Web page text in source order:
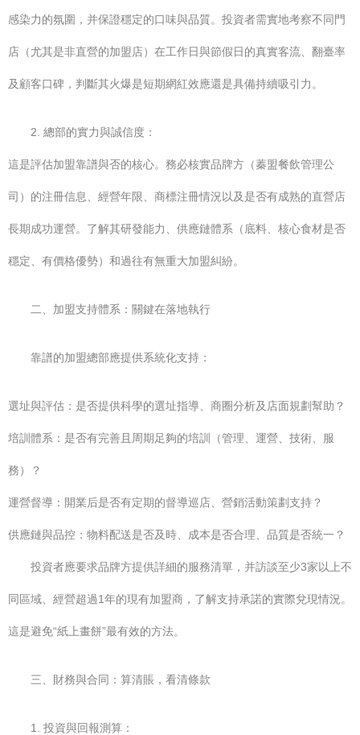
感染力的氛圍，并保證穩定的口味與品質。投資者需實地考察不同門
店（尤其是非直營的加盟店）在工作日與節假日的真實客流、翻臺率
及顧客口碑，判斷其火爆是短期網紅效應還是具備持續吸引力。
2. 總部的實力與誠信度：
這是評估加盟靠譜與否的核心。務必核實品牌方（蓁盟餐飲管理公
司）的注冊信息、經營年限、商標注冊情況以及是否有成熟的直營店
長期成功運營。了解其研發能力、供應鏈體系（底料、核心食材是否
穩定、有價格優勢）和過往有無重大加盟糾紛。
二、加盟支持體系：關鍵在落地執行
靠譜的加盟總部應提供系統化支持：
選址與評估：是否提供科學的選址指導、商圈分析及店面規劃幫助？
培訓體系：是否有完善且周期足夠的培訓（管理、運營、技術、服
務）？
運營督導：開業后是否有定期的督導巡店、營銷活動策劃支持？
供應鏈與品控：物料配送是否及時、成本是否合理、品質是否統一？
投資者應要求品牌方提供詳細的服務清單，并訪談至少3家以上不
同區域、經營超過1年的現有加盟商，了解支持承諾的實際兌現情況。
這是避免“紙上畫餅”最有效的方法。
三、財務與合同：算清賬，看清條款
1. 投資與回報測算：